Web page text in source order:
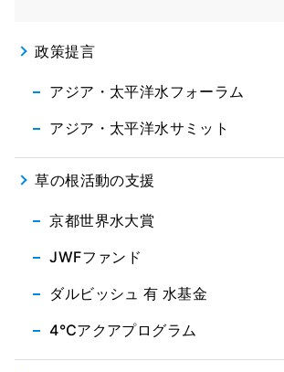
政策提言
アジア・太平洋水フォーラム
アジア・太平洋水サミット
草の根活動の支援
京都世界水大賞
JWFファンド
ダルビッシュ 有 水基金
4℃アクアプログラム